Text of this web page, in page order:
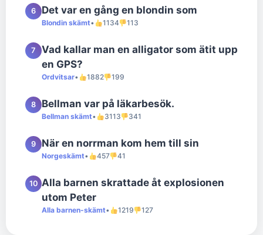
6 Det var en gång en blondin som
Blondin skämt• 1134 113
7
Vad kallar man en alligator som ätit upp
en GPS?
Ordvitsar• 1882 199
8 Bellman var på läkarbesök.
Bellman skämt• 3113 341
9 När en norrman kom hem till sin
Norgeskämt• 457 41
10 Alla barnen skrattade åt explosionen
utom Peter
Alla barnen-skämt• 1219 127